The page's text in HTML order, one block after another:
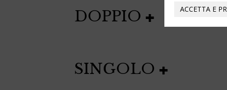
DOPPIO
SINGOLO
ACCETTA E